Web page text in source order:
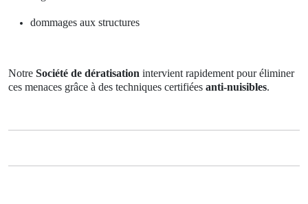
dommages aux structures
Notre Société de dératisation intervient rapidement pour éliminer
ces menaces grâce à des techniques certifiées anti-nuisibles.